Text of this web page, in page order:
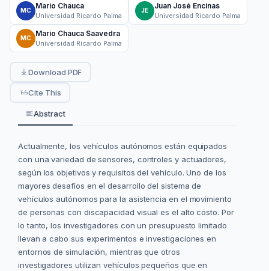
MC
Mario Chauca
Universidad Ricardo Palma
JE
Juan José Encinas
Universidad Ricardo Palma
MC
Mario Chauca Saavedra
Universidad Ricardo Palma
Download PDF
Cite This
Abstract
Actualmente, los vehículos autónomos están equipados
con una variedad de sensores, controles y actuadores,
según los objetivos y requisitos del vehículo. Uno de los
mayores desafíos en el desarrollo del sistema de
vehículos autónomos para la asistencia en el movimiento
de personas con discapacidad visual es el alto costo. Por
lo tanto, los investigadores con un presupuesto limitado
llevan a cabo sus experimentos e investigaciones en
entornos de simulación, mientras que otros
investigadores utilizan vehículos pequeños que en